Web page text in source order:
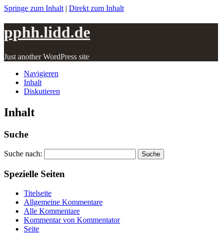
Springe zum Inhalt | Direkt zum Inhalt
pphh.lidd.de
Just another WordPress site
Navigieren
Inhalt
Diskutieren
Inhalt
Suche
Suche nach:
Spezielle Seiten
Titelseite
Allgemeine Kommentare
Alle Kommentare
Kommentar von Kommentator
Seite